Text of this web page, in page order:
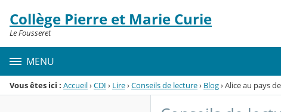
Menu de la rubrique
Contenu
Collège Pierre et Marie Curie
Le Fousseret
MENU
Vous êtes ici : Accueil›CDI › Lire›Conseils de lecture› Blog›Alice au pays